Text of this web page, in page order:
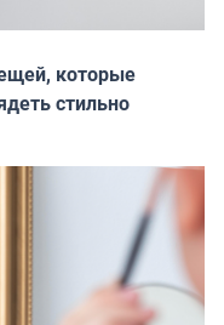
которые
стильно